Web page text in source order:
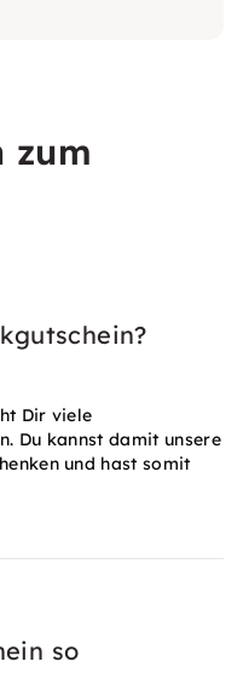
zum
Dir viele
Du kannst damit unsere
und hast somit
so